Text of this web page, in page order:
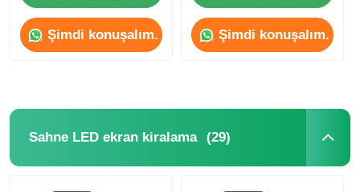
Şimdi konuşalım. Şimdi konuşalım.
Sahne LED ekran kiralama (29)